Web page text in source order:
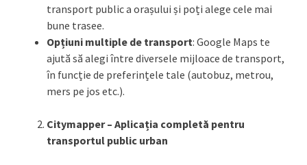
transport public a orașului și poți alege cele mai
bune trasee.
Opțiuni multiple de transport: Google Maps te
ajută să alegi între diversele mijloace de transport,
în funcție de preferințele tale (autobuz, metrou,
mers pe jos etc.).
Citymapper – Aplicația completă pentru
transportul public urban